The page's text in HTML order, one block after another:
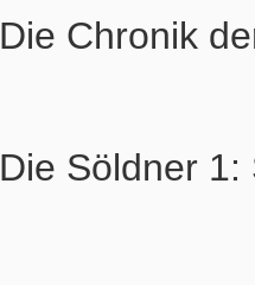
Die Chronik
Die Söldner